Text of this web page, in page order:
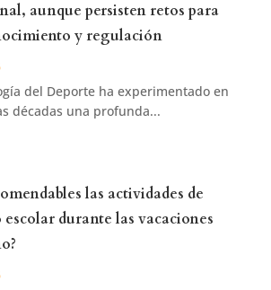
aunque persisten retos para
y regulación
del Deporte ha experimentado en
décadas una profunda...
las actividades de
durante las vacaciones